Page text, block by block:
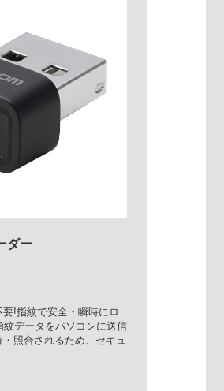
ダー
!指紋で安全・瞬時にロ
紋データをパソコンに送信
照合されるため、セキュ